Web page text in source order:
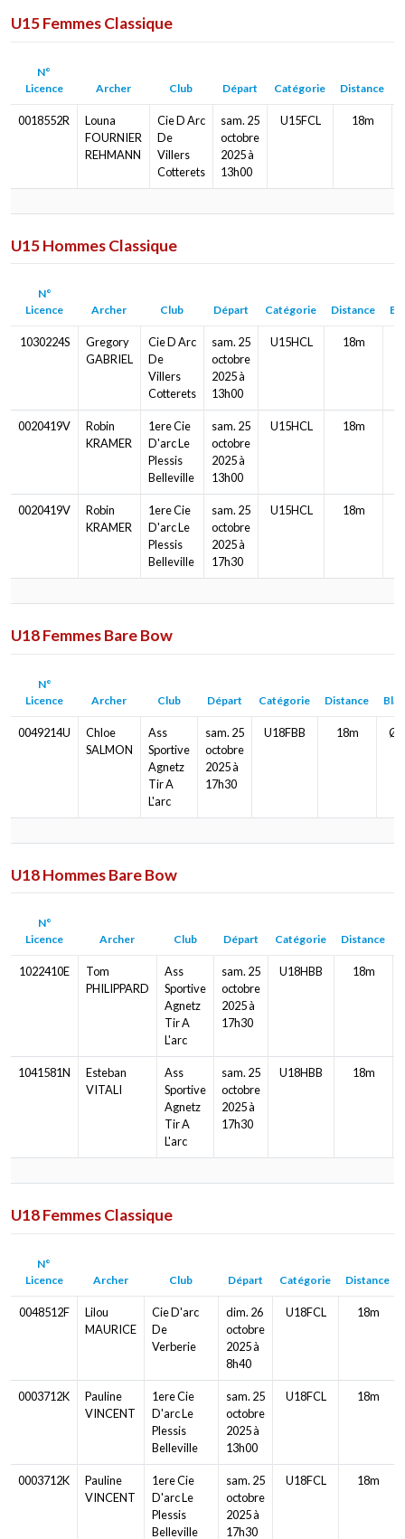
U15 Femmes Classique
N°
Licence
Archer Club Départ Catégorie Distance
0018552R
Louna
FOURNIER
REHMANN
Cie D Arc
De
Villers
Cotterets
sam. 25
octobre
2025 à
13h00
U15FCL 18m
U15 Hommes Classique
N°
Licence
Archer Club Départ Catégorie Distance
1030224S
Gregory
GABRIEL
Cie D Arc
De
Villers
Cotterets
sam. 25
octobre
2025 à
13h00
U15HCL 18m
0020419V
Robin
KRAMER
1ere Cie
D'arc Le
Plessis
Belleville
sam. 25
octobre
2025 à
13h00
U15HCL 18m
0020419V
Robin
KRAMER
1ere Cie
D'arc Le
Plessis
Belleville
sam. 25
octobre
2025 à
17h30
U15HCL 18m
U18 Femmes Bare Bow
N°
Licence
Archer Club Départ Catégorie Distance
0049214U
Chloe
SALMON
Ass
Sportive
Agnetz
Tir A
L'arc
sam. 25
octobre
2025 à
17h30
U18FBB 18m Ø
U18 Hommes Bare Bow
N°
Licence
Archer Club Départ Catégorie Distance
1022410E
Tom
PHILIPPARD
Ass
Sportive
Agnetz
Tir A
L'arc
sam. 25
octobre
2025 à
17h30
U18HBB 18m
1041581N
Esteban
VITALI
Ass
Sportive
Agnetz
Tir A
L'arc
sam. 25
octobre
2025 à
17h30
U18HBB 18m
U18 Femmes Classique
N°
Licence
Archer Club Départ Catégorie Distance
0048512F
Lilou
MAURICE
Cie D'arc
De
Verberie
dim. 26
octobre
2025 à
8h40
U18FCL 18m
0003712K
Pauline
VINCENT
1ere Cie
D'arc Le
Plessis
Belleville
sam. 25
octobre
2025 à
13h00
U18FCL 18m
0003712K
Pauline
VINCENT
1ere Cie
D'arc Le
Plessis
Belleville
sam. 25
octobre
2025 à
17h30
U18FCL 18m